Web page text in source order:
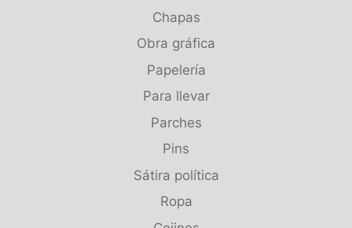
Chapas
Obra gráfica
Papelería
Para llevar
Parches
Pins
Sátira política
Ropa